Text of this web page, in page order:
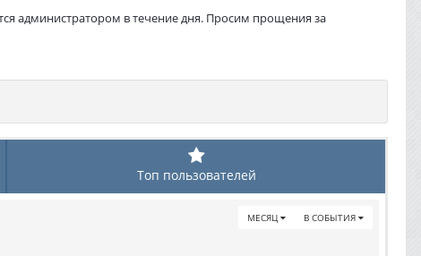
администратором в течение дня. Просим прощения за
Топ пользователей
В СОБЫТИЯ
МЕСЯЦ